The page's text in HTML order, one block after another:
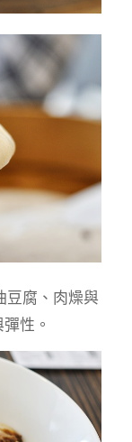
豆腐、肉燥與
性。